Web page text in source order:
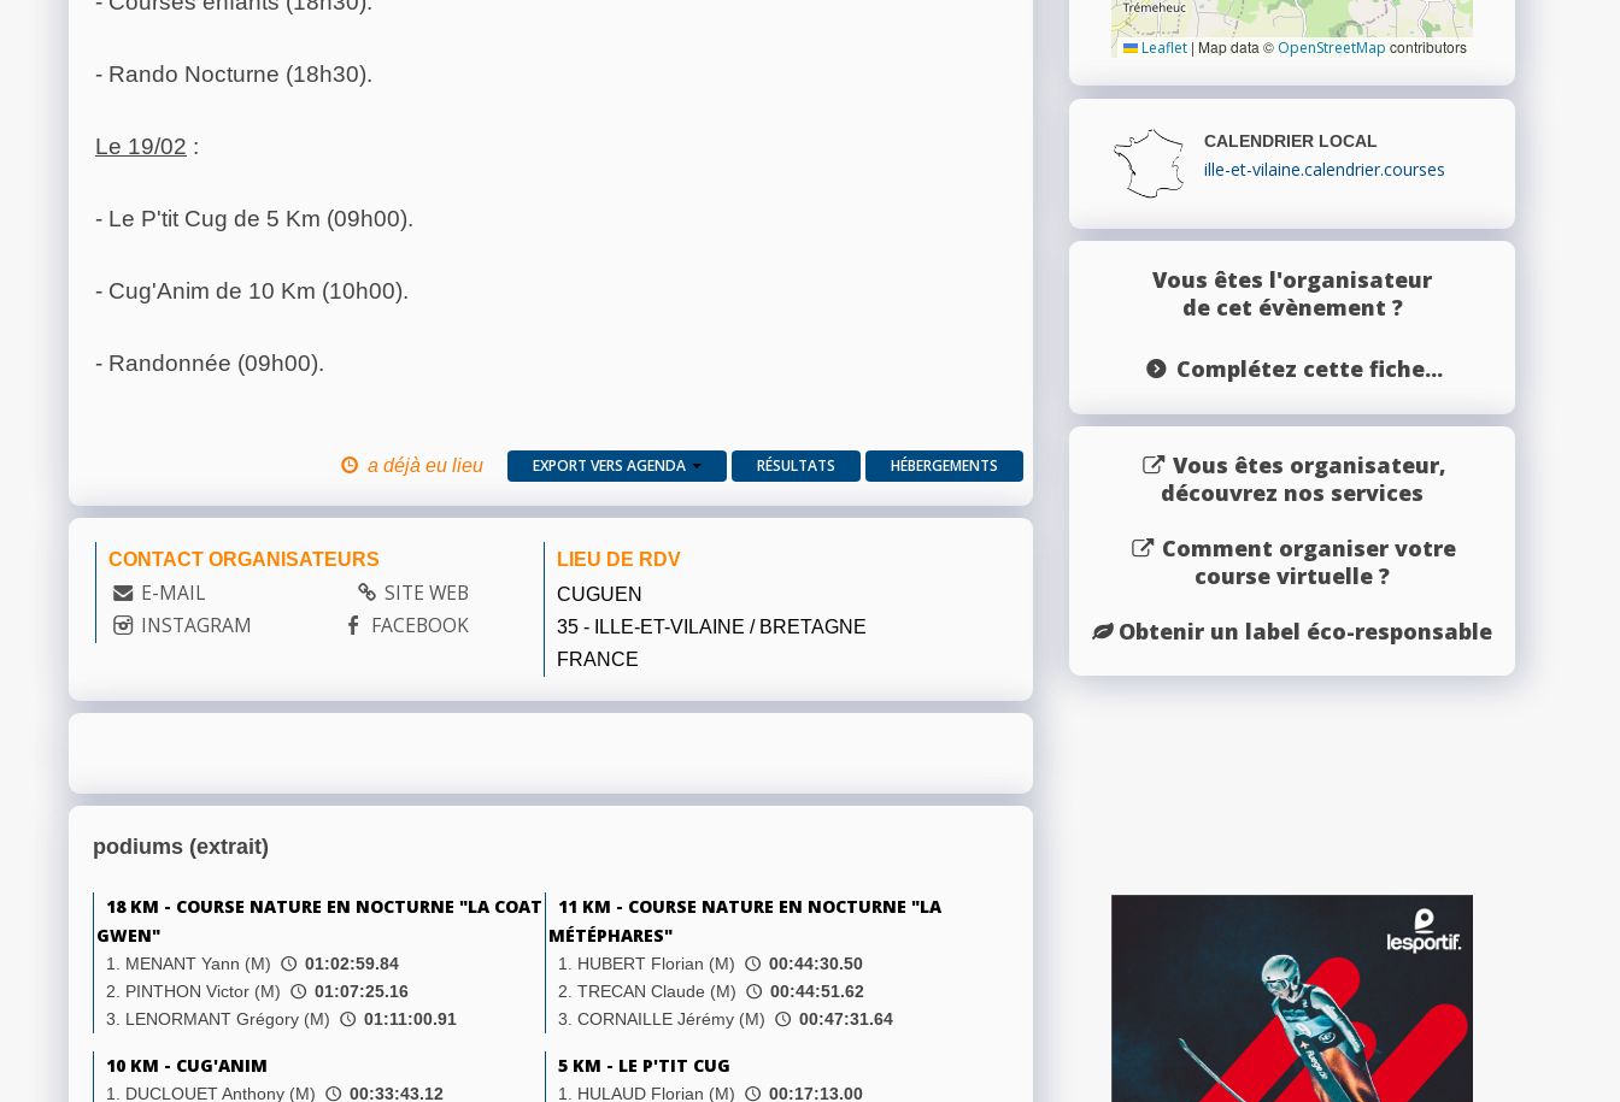
- Rando Nocturne (18h30).
Le 19/02 :
- Le P'tit Cug de 5 Km (09h00).
- Cug'Anim de 10 Km (10h00).
- Randonnée (09h00).
a déjà eu lieu EXPORT VERS AGENDA RÉSULTATS HÉBERGEMENTS
CONTACT ORGANISATEURS
E-MAIL
SITE WEB
INSTAGRAM
FACEBOOK
LIEU DE RDV
CUGUEN
35 - ILLE-ET-VILAINE / BRETAGNE
FRANCE
podiums (extrait)
18 KM - COURSE NATURE EN NOCTURNE "LA COAT
GWEN"
1. MENANT Yann (M)
01:02:59.84
2. PINTHON Victor (M)
01:07:25.16
3. LENORMANT Grégory (M)
01:11:00.91
11 KM - COURSE NATURE EN NOCTURNE "LA
MÉTÉPHARES"
1. HUBERT Florian (M)
00:44:30.50
2. TRECAN Claude (M)
00:44:51.62
3. CORNAILLE Jérémy (M)
00:47:31.64
10 KM - CUG'ANIM
1. DUCLOUET Anthony (M)
00:33:43.12
5 KM - LE P'TIT CUG
1. HULAUD Florian (M)
00:17:13.00
Leaflet | Map data © OpenStreetMap contributors
CALENDRIER LOCAL
ille-et-vilaine.calendrier.courses
Vous êtes l'organisateur
de cet évènement ?
Complétez cette fiche...
Vous êtes organisateur,
découvrez nos services
Comment organiser votre
course virtuelle ?
Obtenir un label éco-responsable